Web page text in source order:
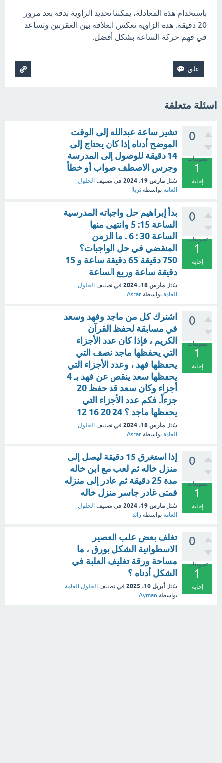
باستخدام هذه المعادلة، يمكننا تحديد الزاوية بدقة بعد مرور
20 دقيقة. هذه الزاوية تعكس العلاقة بين العقربين وتساعد
في فهم حركة الساعة بشكل أفضل.
اسئلة متعلقة
0
تصويتات
1
إجابة
تشير ساعة عبدالله إلى الوقت
الموضح أدناه إذا كان يحتاج إلى
14 دقيقة للوصول إلى المدرسة
وجرس الاصطف صواب أو خطأ
سُئل مارس 19، 2024 في تصنيف الحلول
العامة بواسطة ثرياا
0
تصويتات
1
إجابة
بدأ إبراهيم حل واجباته المدرسية
الساعة 15: 5 وانتهى منها
الساعة 30 : 6 . ما الزمن
المنقضي في حل الواجبات؟
750 دقيقة 65 دقيقة ساعة و 15
دقيقة ساعة وربع الساعة
سُئل مارس 18، 2024 في تصنيف الحلول
العامة بواسطة Asrar
0
تصويتات
1
إجابة
اشترك كل من ماجد وفهد وسعد
في مسابقة لحفظ القرآن
الكريم ، فإذا كان عدد الأجزاء
التي يحفظها ماجد نصف التي
يحفظها فهد ، وعدد الأجزاء التي
يحفظها سعد ينقص عن فهد بـ 4
أجزاء وكان سعد قد حفظ 20
جزءاً. فكم عدد الأجزاء التي
يحفظها ماجد ؟ 24 20 16 12
سُئل مارس 18، 2024 في تصنيف الحلول
العامة بواسطة Asrar
0
تصويتات
1
إجابة
إذا استغرق 15 دقيقة ليصل إلى
منزل خاله ثم لعب مع ابن خاله
مدة 25 دقيقة ثم عادر إلى منزله
فمتى غادر جاسر منزل خاله
سُئل مارس 19، 2024 في تصنيف الحلول
العامة بواسطة رائد
0
تصويتات
1
إجابة
تغلف بعض علب العصير
الاسطوانية الشكل بورق ، ما
مساحة ورقة تغليف العلبة في
الشكل أدناه ؟
سُئل أبريل 10، 2025 في تصنيف الحلول العامة
بواسطة Ayman